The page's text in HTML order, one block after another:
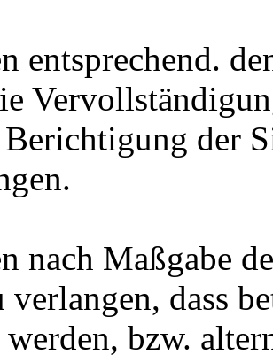
entsprechend.
der
nach Maßgabe
verlangen, dass
bzw.